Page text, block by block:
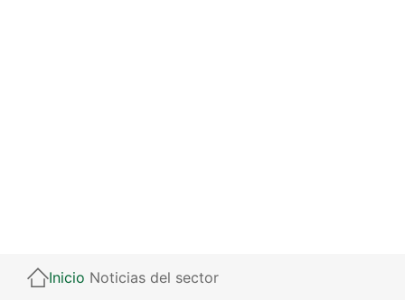
Inicio Noticias del sector